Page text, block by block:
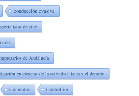
conducción evasiva
de cine
de Andalucía
en ciencias de la actividad física y el deporte
Conguitos Controlfire